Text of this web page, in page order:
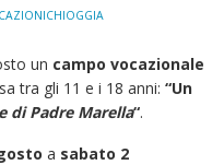
un campo vocazionale
tra gli 11 e i 18 anni: “Un
di Padre Marella“.
a sabato 2